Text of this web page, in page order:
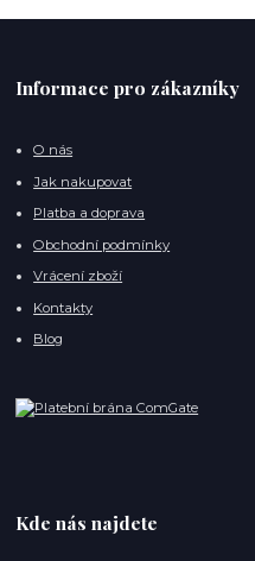
Informace pro zákazníky
O nás
Jak nakupovat
Platba a doprava
Obchodní podmínky
Vrácení zboží
Kontakty
Blog
Kde nás najdete